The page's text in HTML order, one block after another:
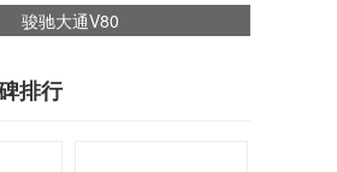
骏驰大通V80
排行